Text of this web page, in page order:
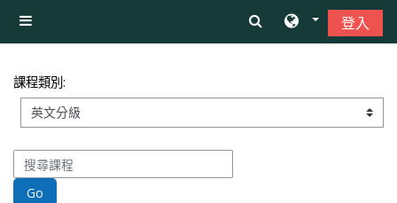
側板
登入
課程類別:
搜尋課程
Go